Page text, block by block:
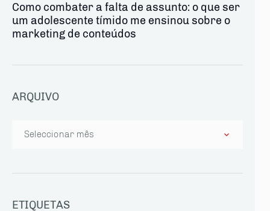
Como combater a falta de assunto: o que ser
um adolescente tímido me ensinou sobre o
marketing de conteúdos
ARQUIVO
ETIQUETAS